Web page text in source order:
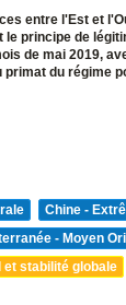
entre l'Est et
principe de
de mai 2019,
du régime
Chine -
- Moyen
stabilité globale